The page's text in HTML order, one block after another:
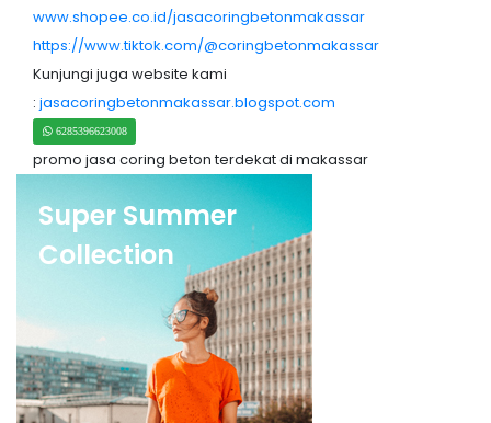
www.shopee.co.id/jasacoringbetonmakassar
https://www.tiktok.com/@coringbetonmakassar
Kunjungi juga website kami
: jasacoringbetonmakassar.blogspot.com
6285396623008
promo jasa coring beton terdekat di makassar
Super Summer
Collection